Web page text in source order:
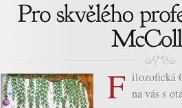
F ilozofická
na vás s